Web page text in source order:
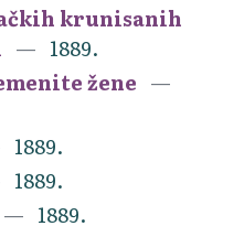
krunisanih
1889.
žene
1889.
1889.
1889.